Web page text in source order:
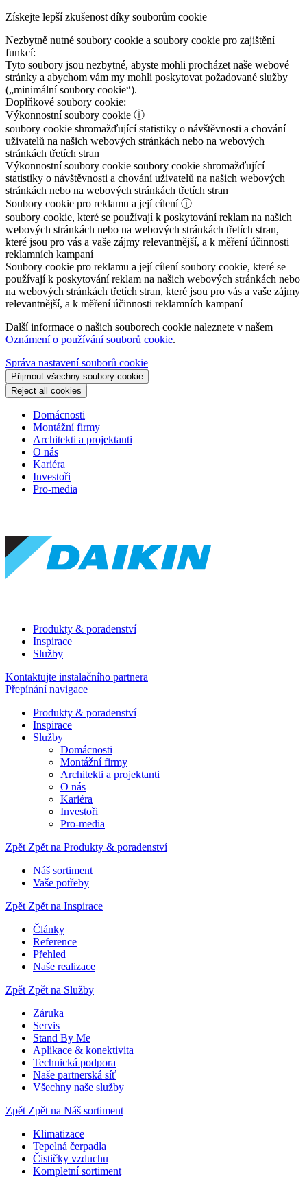
Získejte lepší zkušenost díky souborům cookie
Nezbytně nutné soubory cookie a soubory cookie pro zajištění
funkcí:
Tyto soubory jsou nezbytné, abyste mohli procházet naše webové
stránky a abychom vám my mohli poskytovat požadované služby
(„minimální soubory cookie“).
Doplňkové soubory cookie:
Výkonnostní soubory cookie ⓘ
soubory cookie shromažďující statistiky o návštěvnosti a chování
uživatelů na našich webových stránkách nebo na webových
stránkách třetích stran
Výkonnostní soubory cookie soubory cookie shromažďující
statistiky o návštěvnosti a chování uživatelů na našich webových
stránkách nebo na webových stránkách třetích stran
Soubory cookie pro reklamu a její cílení ⓘ
soubory cookie, které se používají k poskytování reklam na našich
webových stránkách nebo na webových stránkách třetích stran,
které jsou pro vás a vaše zájmy relevantnější, a k měření účinnosti
reklamních kampaní
Soubory cookie pro reklamu a její cílenísoubory cookie, které se
používají k poskytování reklam na našich webových stránkách nebo
na webových stránkách třetích stran, které jsou pro vás a vaše zájmy
relevantnější, a k měření účinnosti reklamních kampaní
Další informace o našich souborech cookie naleznete v našem
Oznámení o používání souborů cookie.
Správa nastavení souborů cookie
Přijmout všechny soubory cookie
Reject all cookies
Domácnosti
Montážní firmy
Architekti a projektanti
O nás
Kariéra
Investoři
Pro-media
Produkty & poradenství
Inspirace
Služby
Kontaktujte instalačního partnera
Přepínání navigace
Produkty & poradenství
Inspirace
Služby
Domácnosti
Montážní firmy
Architekti a projektanti
O nás
Kariéra
Investoři
Pro-media
Zpět Zpět na Produkty & poradenství
Náš sortiment
Vaše potřeby
Zpět Zpět na Inspirace
Články
Reference
Přehled
Naše realizace
Zpět Zpět na Služby
Záruka
Servis
Stand By Me
Aplikace & konektivita
Technická podpora
Naše partnerská síť
Všechny naše služby
Zpět Zpět na Náš sortiment
Klimatizace
Tepelná čerpadla
Čističky vzduchu
Kompletní sortiment